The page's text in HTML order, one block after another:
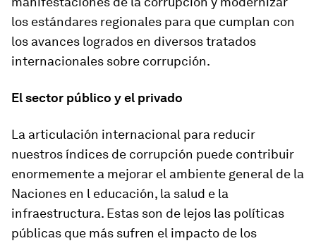
los estándares regionales para que cumplan con
los avances logrados en diversos tratados
internacionales sobre corrupción.
El sector público y el privado
La articulación internacional para reducir
nuestros índices de corrupción puede contribuir
enormemente a mejorar el ambiente general de la
Naciones en l educación, la salud e la
infraestructura. Estas son de lejos las políticas
públicas que más sufren el impacto de los